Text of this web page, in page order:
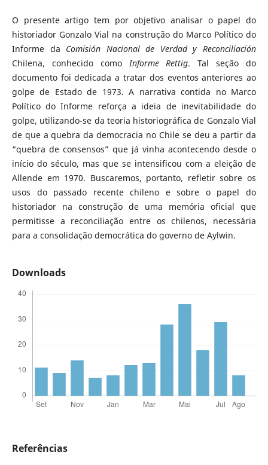
O presente artigo tem por objetivo analisar o papel do
historiador Gonzalo Vial na construção do Marco Político do
Informe da Comisión Nacional de Verdad y Reconciliación
Chilena, conhecido comoInforme Rettig. Tal seção do
documento foi dedicada a tratar dos eventos anteriores ao
golpe de Estado de 1973. A narrativa contida no Marco
Político do Informe reforça a ideia de inevitabilidade do
golpe, utilizando-se da teoria historiográfica de Gonzalo Vial
de que a quebra da democracia no Chile se deu a partir da
“quebra de consensos” que já vinha acontecendo desde o
início do século, mas que se intensificou com a eleição de
Allende em 1970. Buscaremos, portanto, refletir sobre os
usos do passado recente chileno e sobre o papel do
historiador na construção de uma memória oficial que
permitisse a reconciliação entre os chilenos, necessária
para a consolidação democrática do governo de Aylwin.
Downloads
Referências